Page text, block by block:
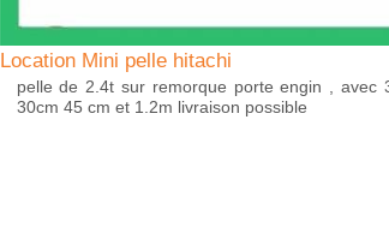
Location Mini pelle hitachi
pelle de 2.4t sur remorque porte engin , avec
30cm 45 cm et 1.2m livraison possible